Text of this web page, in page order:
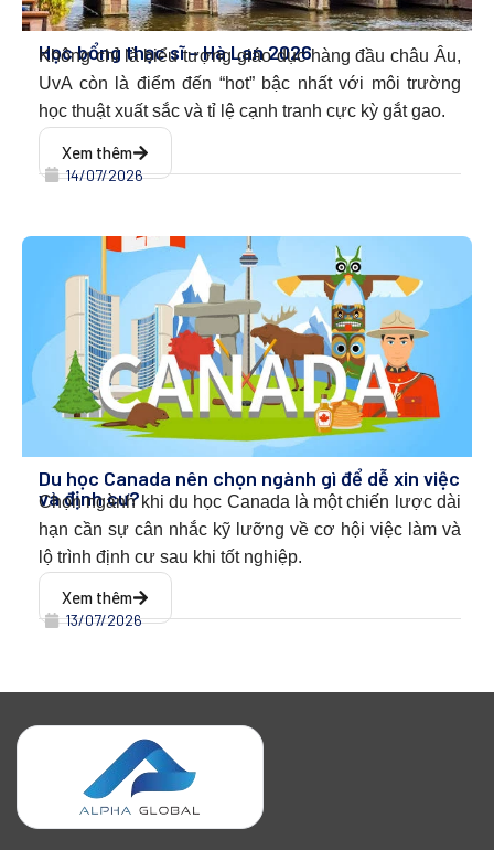
Học bổng thạc sĩ – Hà Lan 2026
Không chỉ là biểu tượng giáo dục hàng đầu châu Âu,
UvA còn là điểm đến “hot” bậc nhất với môi trường
học thuật xuất sắc và tỉ lệ cạnh tranh cực kỳ gắt gao.
Xem thêm
14/07/2026
Du học Canada nên chọn ngành gì để dễ xin việc
và định cư?
Chọn ngành khi du học Canada l à một chiến lược dài
hạn cần sự cân nhắc kỹ lưỡng về cơ hội việc làm và
lộ trình định cư sau khi tốt nghiệp.
Xem thêm
13/07/2026